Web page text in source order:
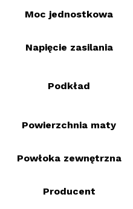
Moc jednostkowa
Napięcie zasilania
Podkład
Powierzchnia maty
Powłoka zewnętrzna
Producent